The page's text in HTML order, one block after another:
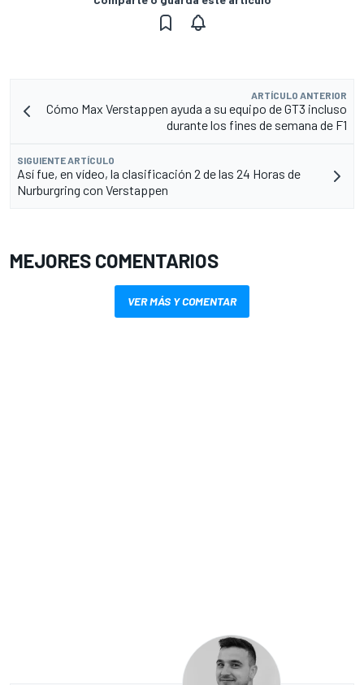
ARTÍCULO ANTERIOR
Cómo Max Verstappen ayuda a su equipo de GT3 incluso
durante los fines de semana de F1
SIGUIENTE ARTÍCULO
Así fue, en vídeo, la clasificación 2 de las 24 Horas de
Nurburgring con Verstappen
MEJORES COMENTARIOS
VER MÁS Y COMENTAR